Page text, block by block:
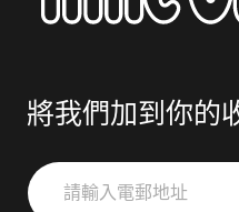
將我們加到你的
請
輸